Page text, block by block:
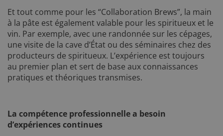
Et tout comme pour les “Collaboration Brews”, la main
à la pâte est également valable pour les spiritueux et le
vin. Par exemple, avec une randonnée sur les cépages,
une visite de la cave d’État ou des séminaires chez des
producteurs de spiritueux. L’expérience est toujours
au premier plan et sert de base aux connaissances
pratiques et théoriques transmises.
La compétence professionnelle a besoin
d’expériences continues